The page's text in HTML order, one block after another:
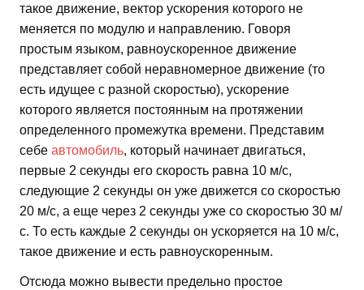
такое движение, вектор ускорения которого не
меняется по модулю и направлению. Говоря
простым языком, равноускоренное движение
представляет собой неравномерное движение (то
есть идущее с разной скоростью), ускорение
которого является постоянным на протяжении
определенного промежутка времени. Представим
себе автомобиль, который начинает двигаться,
первые 2 секунды его скорость равна 10 м/с,
следующие 2 секунды он уже движется со скоростью
20 м/с, а еще через 2 секунды уже со скоростью 30 м/
с. То есть каждые 2 секунды он ускоряется на 10 м/с,
такое движение и есть равноускоренным.
Отсюда можно вывести предельно простое